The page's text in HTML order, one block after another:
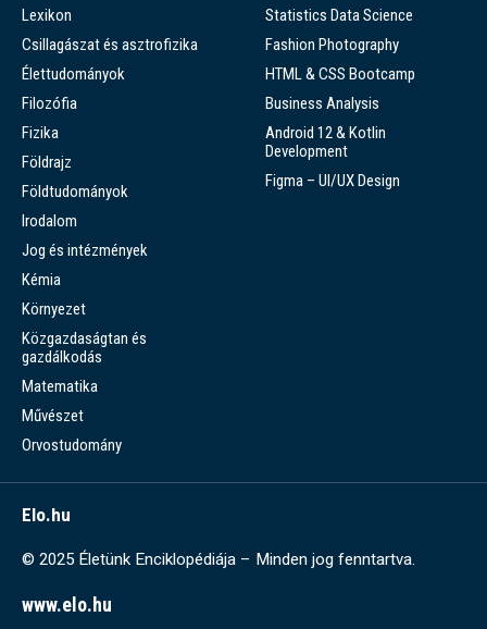
Lexikon
Csillagászat és asztrofizika
Élettudományok
Filozófia
Fizika
Földrajz
Földtudományok
Irodalom
Jog és intézmények
Kémia
Környezet
Közgazdaságtan és
gazdálkodás
Matematika
Művészet
Orvostudomány
Statistics Data Science
Fashion Photography
HTML & CSS Bootcamp
Business Analysis
Android 12 & Kotlin
Development
Figma – UI/UX Design
Elo.hu
© 2025 Életünk Enciklopédiája – Minden jog fenntartva.
www.elo.hu